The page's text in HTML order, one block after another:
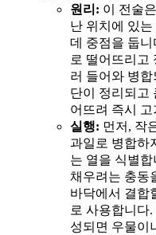
원리: 이 전술
난 위치에 있
데 중점을 둡
로 떨어뜨리고
러 들어와 병
단이 정리되고
어뜨려 즉시
실행: 먼저, 작
과일로 병합하
는 열을 식별
채우려는 충동
바닥에서 결합
로 사용합니다
성되면 우물이